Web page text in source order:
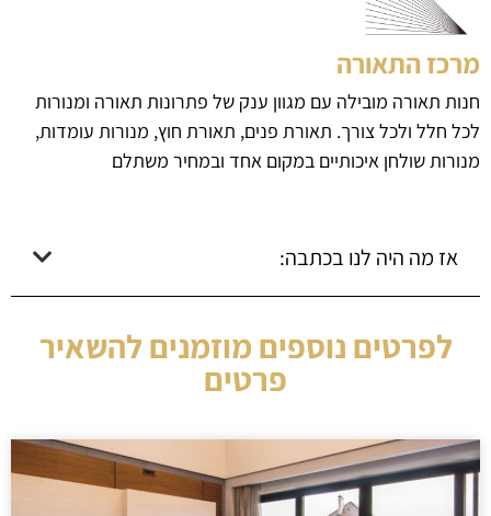
מרכז התאורה
חנות תאורה מובילה עם מגוון ענק של פתרונות תאורה ומנורות
לכל חלל ולכל צורך. תאורת פנים, תאורת חוץ, מנורות עומדות,
מנורות שולחן איכותיים במקום אחד ובמחיר משתלם
אז מה היה לנו בכתבה:
לפרטים נוספים מוזמנים להשאיר
פרטים